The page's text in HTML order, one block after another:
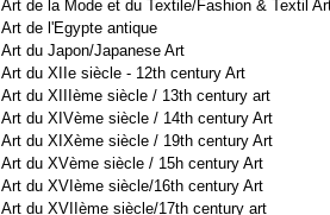
Art de la Mode et du Textile/Fashion & Textil
Art de l'Egypte antique
Art du Japon/Japanese Art
Art du XIIe siècle - 12th century Art
Art du XIIIème siècle / 13th century art
Art du XIVème siècle / 14th century Art
Art du XIXème siècle / 19th century Art
Art du XVème siècle / 15h century Art
Art du XVIème siècle/16th century Art
Art du XVIIème siècle/17th century art